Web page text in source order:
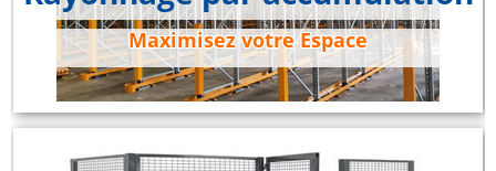
Maximisez votre Espace